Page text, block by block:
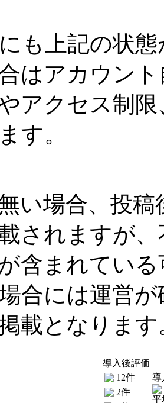
も上記の状態
はアカウント
アクセス制限
す。
い場合、投稿
されますが
含まれている
合には運営が
載となります
導入後評価
12件
2件
導
平